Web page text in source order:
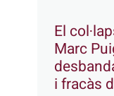
El
Marc
i fracàs